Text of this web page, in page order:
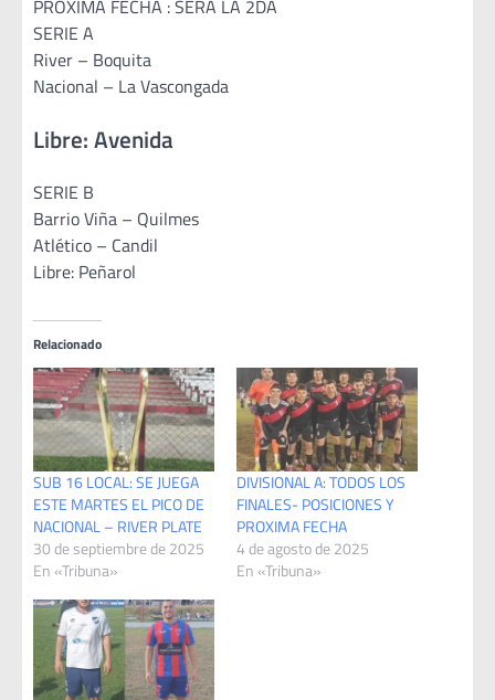
PROXIMA FECHA : SERA LA 2DA
SERIE A
River – Boquita
Nacional – La Vascongada
Libre: Avenida
SERIE B
Barrio Viña – Quilmes
Atlético – Candil
Libre: Peñarol
Relacionado
SUB 16 LOCAL: SE JUEGA
ESTE MARTES EL PICO DE
NACIONAL – RIVER PLATE
30 de septiembre de 2025
En «Tribuna»
DIVISIONAL A: TODOS LOS
FINALES- POSICIONES Y
PROXIMA FECHA
4 de agosto de 2025
En «Tribuna»